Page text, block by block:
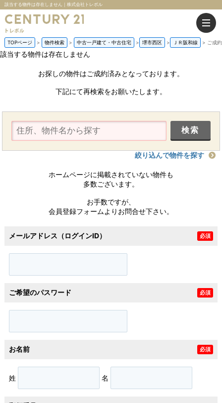
該当する物件は存在しません｜株式会社トレボル
TOPページ 物件検索 中古一戸建て・中古住宅 堺市西区 ＪＲ阪和線 ご成
該当する物件は存在しません
お探しの物件はご成約済みとなっております。
下記にて再検索をお願いたします。
絞り込んで物件を探す
ホームページに掲載されていない物件も
多数ございます。
お手数ですが、
会員登録フォームよりお問合せ下さい。
メールアドレス（ログインID） 必須
ご希望のパスワード 必須
お名前 必須
姓 名